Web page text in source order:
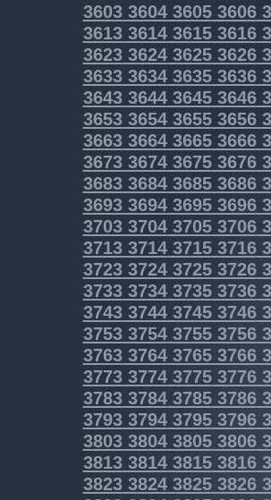
3603360436053606
3613361436153616
3623362436253626
3633363436353636
3643364436453646
3653365436553656
3663366436653666
3673367436753676
3683368436853686
3693369436953696
3703370437053706
3713371437153716
3723372437253726
3733373437353736
3743374437453746
3753375437553756
3763376437653766
3773377437753776
3783378437853786
3793379437953796
3803380438053806
3813381438153816
3823382438253826